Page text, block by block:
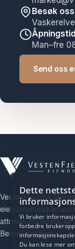
Besøk oss
Man–fre
Send oss
VestenFjeldske
eiendomsselskap
attraktiv portefølje av
Bergen sentrum.
Dette
Vi bruker
forbedre
Du kan lese mer